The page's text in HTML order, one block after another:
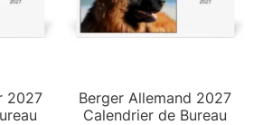
2027
Berger Allemand 2027
Calendrier de Bureau